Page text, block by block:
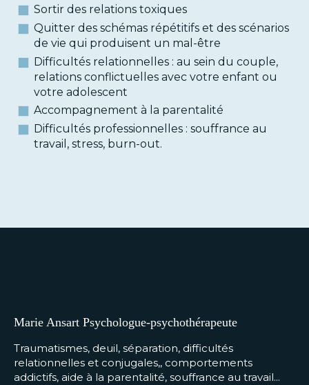
Sortir des relations toxiques
Quitter des schémas répétitifs et des scénarios
de vie qui produisent un mal-être
Difficultés relationnelles : au sein du couple,
relations conflictuelles avec votre enfant ou
votre adolescent
Accompagnement à la parentalité
Difficultés professionnelles : souffrance au
travail, stress, burn-out.
Marie Ansart Psychologue-psychothérapeute
Traumatismes, deuil, séparation, difficultés
relationnelles et conjugales,, comportements
addictifs, aide à la parentalité, souffrance au travail...